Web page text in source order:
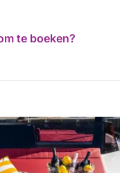
te boeken?